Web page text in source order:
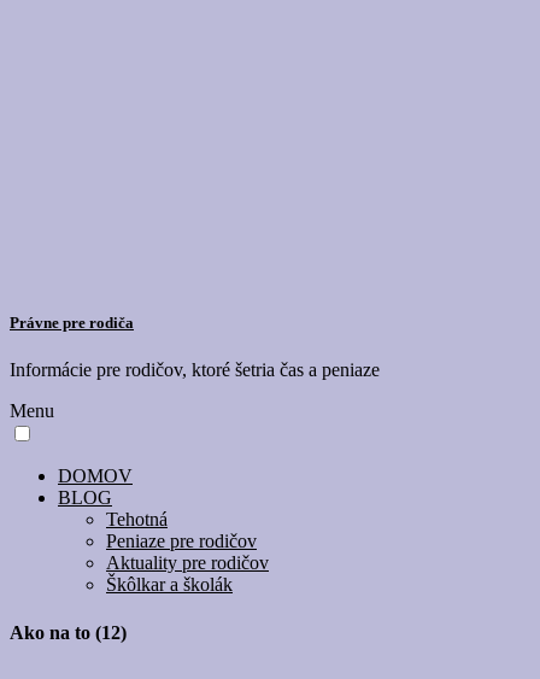
Právne pre rodiča
Informácie pre rodičov, ktoré šetria čas a peniaze
Menu
DOMOV
BLOG
Tehotná
Peniaze pre rodičov
Aktuality pre rodičov
Škôlkar a školák
Ako na to (12)